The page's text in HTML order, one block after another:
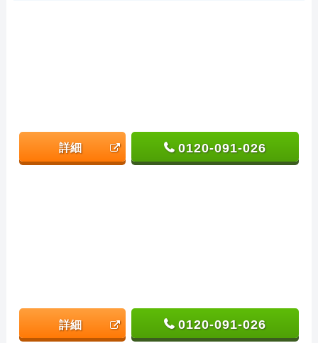
詳細 0120-091-026
詳細 0120-091-026